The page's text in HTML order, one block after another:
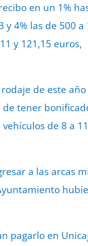
en un 1%
4% las de 500 a
y 121,15 euros,
de este
tener
de 8 a
a las arcas
pagarlo en